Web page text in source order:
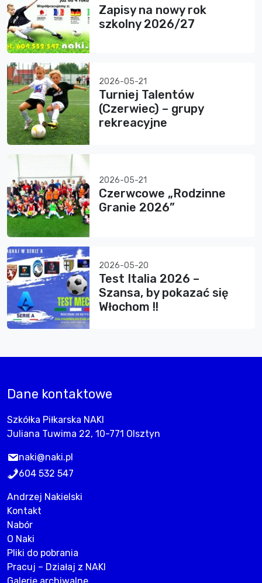
Zapisy na nowy rok
szkolny 2026/27
2026-05-21
Turniej Talentów
(Czerwiec) – grupy
rekreacyjne
2026-05-21
Czerwcowe „Rodzinne
Granie 2026”
2026-05-20
Test Italia 2026 –
Szansa, by pokazać się
Włochom !!
Dane kontaktowe
Szkółka Piłkarska NAKI
Juliana Tuwima 22, 10-771 Olsztyn
naki@naki.pl
604 532 547
Andrzej Nakielski
Kontakt
Nabór
O Naki
Pliki do pobrania
Pracuj – Działaj z NAKI